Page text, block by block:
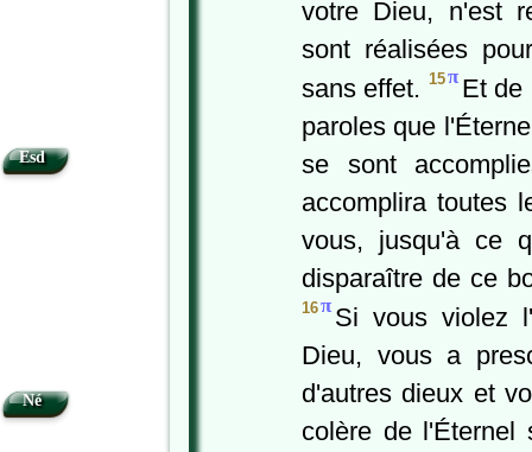
votre Dieu, n'est
sont réalisées
sans effet. 15π Et de
paroles que
se sont
accomplira toutes
vous, jusqu'à ce
disparaître de ce
16π Si vous violez
Dieu, vous a
d'autres dieux et
colère de l'Éternel
Esd
Né